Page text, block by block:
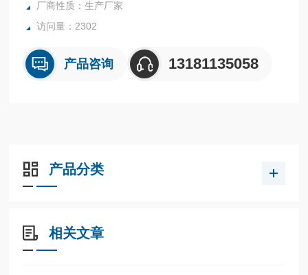
厂商性质：生产厂家
访问量：2302
产品咨询 13181135058
产品分类
相关文章